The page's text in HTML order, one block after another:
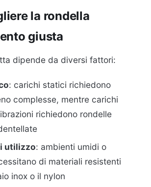
la rondella
giusta
dipende da diversi fattori:
: carichi statici richiedono
complesse, mentre carichi
richiedono rondelle
utilizzo: ambienti umidi o
di materiali resistenti
inox o il nylon